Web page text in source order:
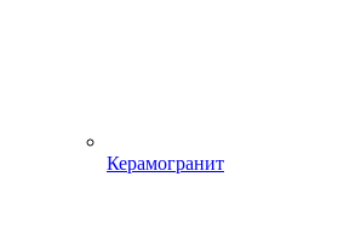
Керамогранит